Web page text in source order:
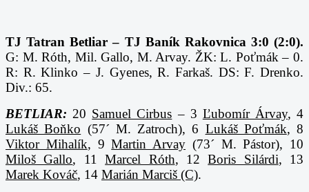
TJ Tatran Betliar – TJ Baník Rakovnica 3:0 (2:0).
G: M. Róth, Mil. Gallo, M. Arvay. ŽK: L. Poťmák – 0.
R: R. Klinko – J. Gyenes, R. Farkaš. DS: F. Drenko.
Div.: 65.
BETLIAR: 20 Samuel Cirbus – 3 Ľubomír Árvay, 4
Lukáš Boňko (57´ M. Zatroch), 6 Lukáš Poťmák, 8
Viktor Mihalík, 9Martin Arvay (73´ M. Pástor), 10
Miloš Gallo, 11Marcel Róth, 12Boris Silárdi, 13
Marek Kováč, 14 Marián Marciš (C).